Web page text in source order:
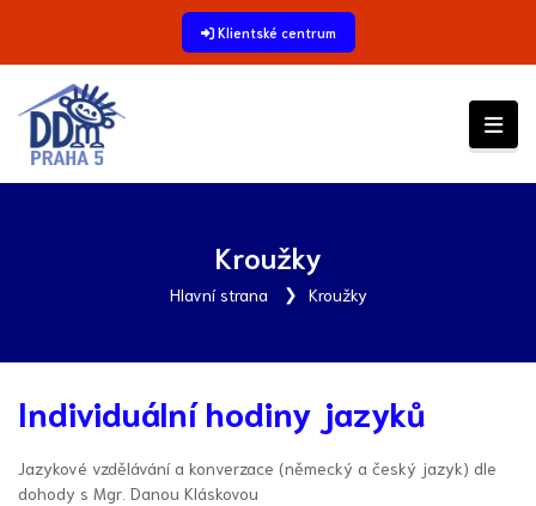
Klientské centrum
Kroužky
Hlavní strana Kroužky
Individuální hodiny jazyků
Jazykové vzdělávání a konverzace (německý a český jazyk) dle
dohody s Mgr. Danou Kláskovou